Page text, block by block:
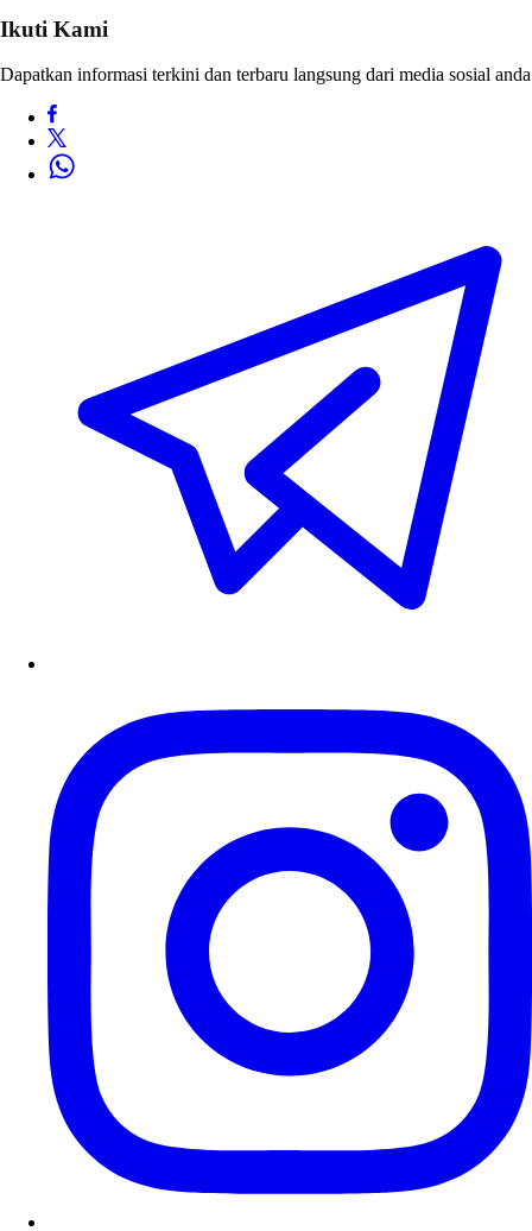
Ikuti Kami
Dapatkan informasi terkini dan terbaru langsung dari media sosial anda